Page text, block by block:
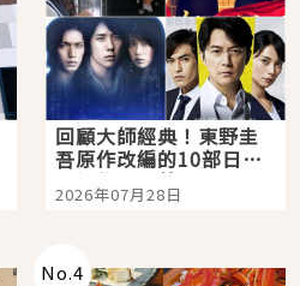
回顧大師經典！東野圭
吾原作改編的10部日本
影視作品推薦
2026年07月28日
No.4